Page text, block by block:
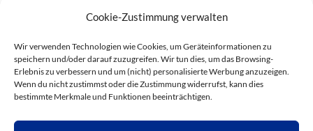
Cookie-Zustimmung verwalten
Wir verwenden Technologien wie Cookies, um Geräteinformationen zu
speichern und/oder darauf zuzugreifen. Wir tun dies, um das Browsing-
Erlebnis zu verbessern und um (nicht) personalisierte Werbung anzuzeigen.
Wenn du nicht zustimmst oder die Zustimmung widerrufst, kann dies
bestimmte Merkmale und Funktionen beeinträchtigen.
Handy 1: 0036 30 153 7382 (deutsch)
Handy 2: 0036 20 935 6160 (ungarisch)